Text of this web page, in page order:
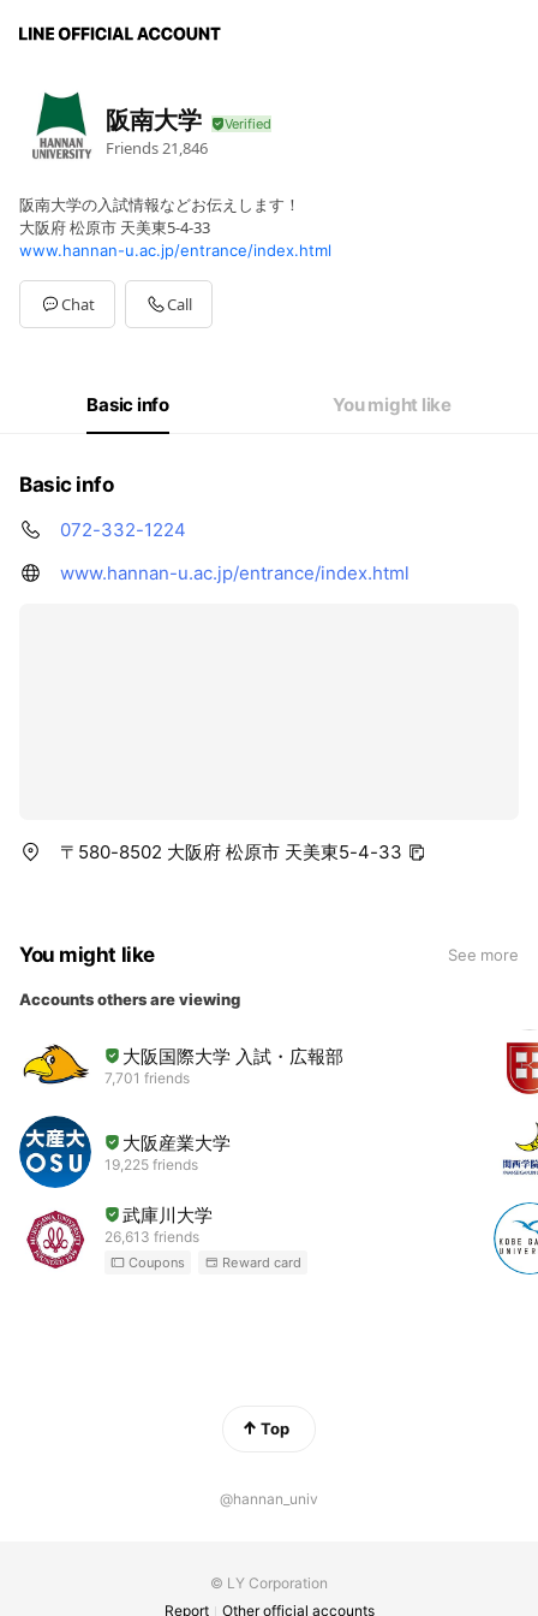
阪南大学
Friends 21,846
阪南大学の入試情報などお伝えします！
大阪府 松原市 天美東5-4-33
www.hannan-u.ac.jp/entrance/index.html
Chat Call
Basic info You might like
Basic info
072-332-1224
www.hannan-u.ac.jp/entrance/index.html
〒580-8502 大阪府 松原市 天美東5-4-33
You might like See more
Accounts others are viewing
大阪国際大学 入試・広報部
7,701 friends
大阪産業大学
19,225 friends
武庫川大学
26,613 friends
Coupons Reward card
Top
@hannan_univ
© LY Corporation
Report
Other official accounts